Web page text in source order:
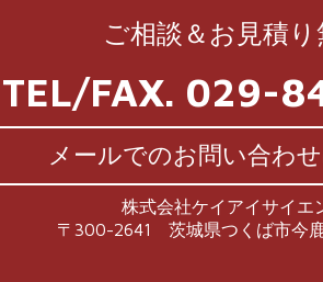
ご相談＆お見積り
TEL/FAX. 029-
メールでのお問い合わ
株式会社ケイアイサイエ
〒300-2641 茨城県つくば市今